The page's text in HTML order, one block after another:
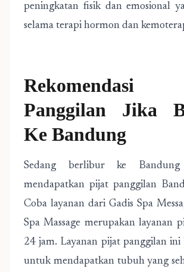
peningkatan fisik dan emosional
selama terapi hormon dan
Panggilan Jika
Ke Bandung
Sedang berlibur ke
mendapatkan pijat panggilan
Coba layanan dari Gadis Spa
Spa Massage merupakan layanan
24 jam. Layanan pijat panggilan
untuk mendapatkan tubuh yang